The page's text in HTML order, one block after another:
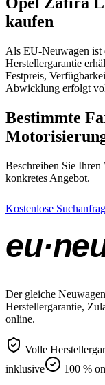
kaufen
Als EU-Neuwagen
Herstellergarantie
Festpreis,
Abwicklung erfolgt
Bestimmte
Beschreiben Sie
konkretes Angebot.
Kostenlose
Der gleiche
Herstellergarantie,
online.
Volle
inklusive
100 %